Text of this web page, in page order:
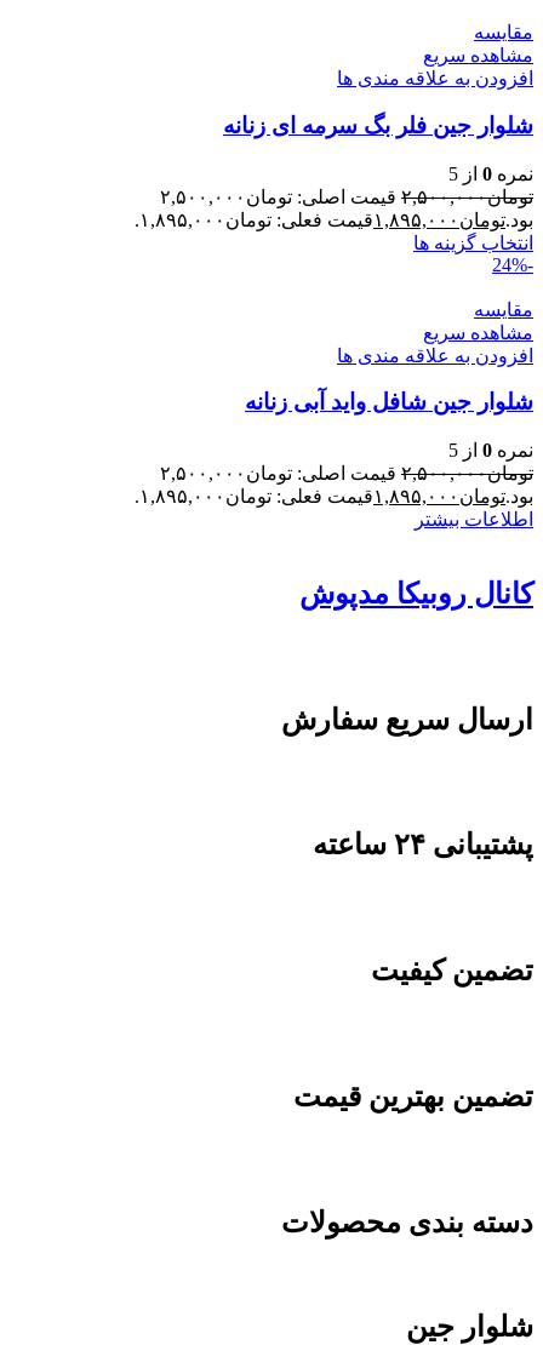
مقایسه
مشاهده سریع
افزودن به علاقه مندی ها
شلوار جین فلر بگ سرمه ای زنانه
نمره 0 از 5
تومان۲,۵۰۰,۰۰۰
قیمت اصلی: تومان۲,۵۰۰,۰۰۰
بود.تومان ۱,۸۹۵,۰۰۰قیمت فعلی: تومان۱,۸۹۵,۰۰۰.
انتخاب گزینه ها
-24%
مقایسه
مشاهده سریع
افزودن به علاقه مندی ها
شلوار جین شافل واید آبی زنانه
نمره 0 از 5
تومان۲,۵۰۰,۰۰۰
قیمت اصلی: تومان۲,۵۰۰,۰۰۰
بود.تومان ۱,۸۹۵,۰۰۰قیمت فعلی: تومان۱,۸۹۵,۰۰۰.
اطلاعات بیشتر
کانال روبیکا مدپوش
ارسال سریع سفارش
پشتیبانی ۲۴ ساعته
تضمین کیفیت
تضمین بهترین قیمت
دسته بندی محصولات
شلوار جین